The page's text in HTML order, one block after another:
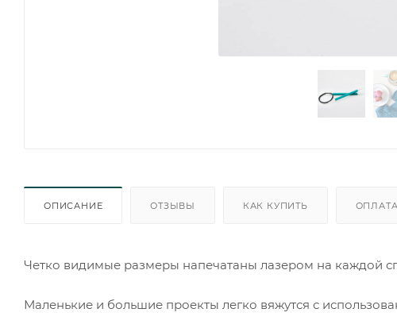
ОПИСАНИЕ ОТЗЫВЫ КАК КУПИТЬ ОПЛАТА
Четко видимые размеры напечатаны лазером на каждой
Маленькие и большие проекты легко вяжутся с